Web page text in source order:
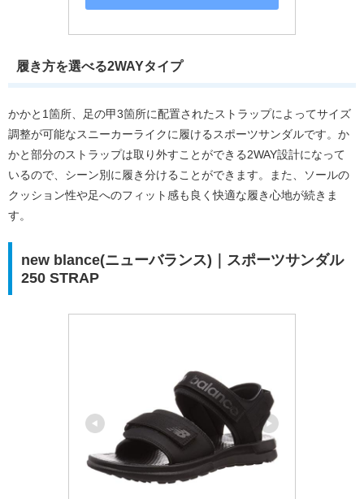
履き方を選べる2WAYタイプ
かかと1箇所、足の甲3箇所に配置されたストラップによってサイズ
調整が可能なスニーカーライクに履けるスポーツサンダルです。か
かと部分のストラップは取り外すことができる2WAY設計になって
いるので、シーン別に履き分けることができます。また、ソールの
クッション性や足へのフィット感も良く快適な履き心地が続きま
す。
new blance(ニューバランス)｜スポーツサンダル
250 STRAP